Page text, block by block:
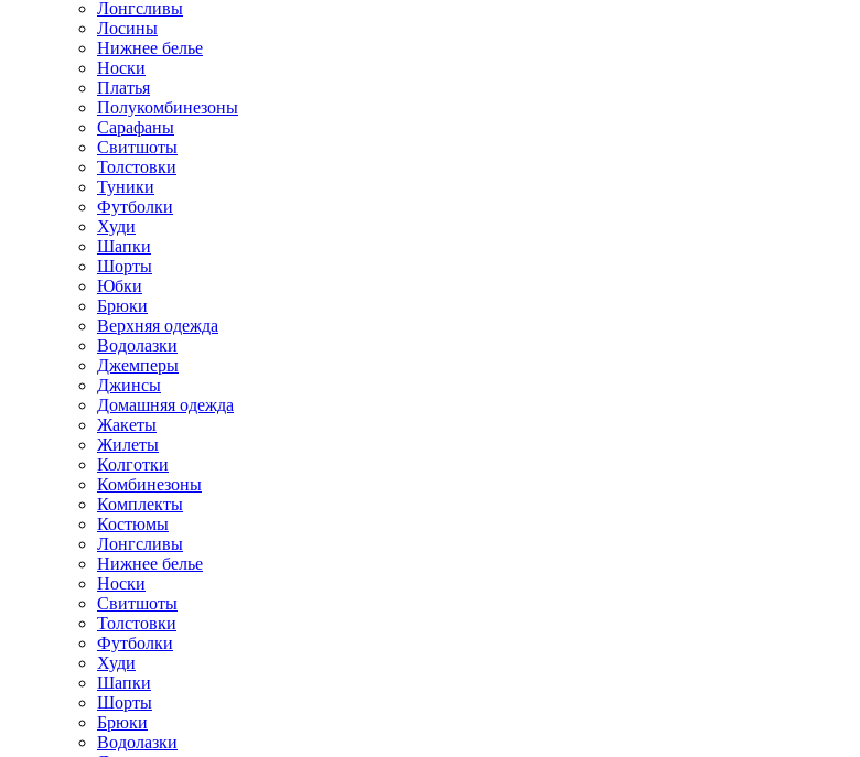
Лонгсливы
Лосины
Нижнее белье
Носки
Платья
Полукомбинезоны
Сарафаны
Свитшоты
Толстовки
Туники
Футболки
Худи
Шапки
Шорты
Юбки
Брюки
Верхняя одежда
Водолазки
Джемперы
Джинсы
Домашняя одежда
Жакеты
Жилеты
Колготки
Комбинезоны
Комплекты
Костюмы
Лонгсливы
Нижнее белье
Носки
Свитшоты
Толстовки
Футболки
Худи
Шапки
Шорты
Брюки
Водолазки